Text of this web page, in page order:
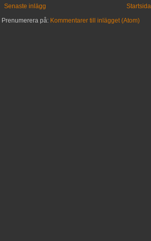
Senaste inlägg
Startsida
Prenumerera på: Kommentarer till inlägget (Atom)